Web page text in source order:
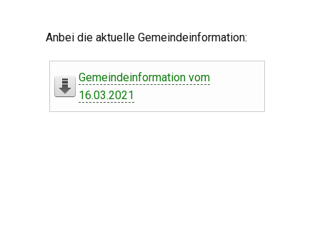
Leben in Oberdorf
Anbei die aktuelle Gemeindeinformation:
Gemeindeinformation vom
16.03.2021